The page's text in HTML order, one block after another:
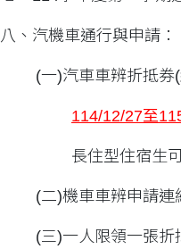
八、汽機車通行與申請：
(一)汽車車辨折抵券
114/12/27至
長住型住宿生
(二)機車車辨申請連
(三)一人限領一張折